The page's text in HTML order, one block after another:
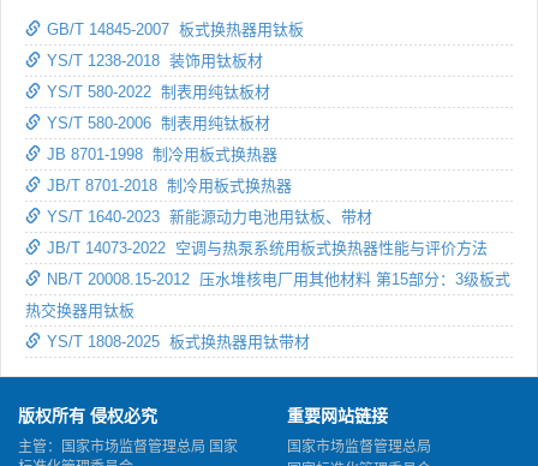
GB/T 14845-2007 板式换热器用钛板
YS/T 1238-2018 装饰用钛板材
YS/T 580-2022 制表用纯钛板材
YS/T 580-2006 制表用纯钛板材
JB 8701-1998 制冷用板式换热器
JB/T 8701-2018 制冷用板式换热器
YS/T 1640-2023 新能源动力电池用钛板、带材
JB/T 14073-2022 空调与热泵系统用板式换热器性能与评价方法
NB/T 20008.15-2012 压水堆核电厂用其他材料 第15部分：3级板式
热交换器用钛板
YS/T 1808-2025 板式换热器用钛带材
版权所有 侵权必究
主管：国家市场监督管理总局 国家
重要网站链接
国家市场监督管理总局